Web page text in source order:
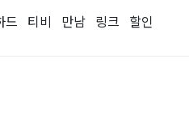
드 티비 만남 링크 할인